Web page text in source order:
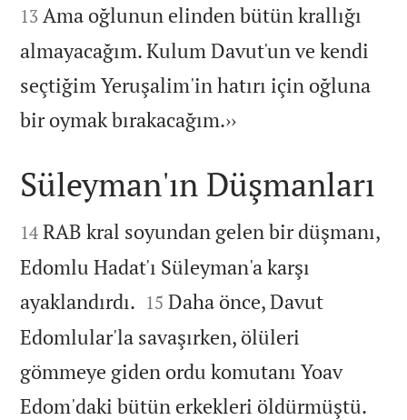
13 Ama oğlunun elinden bütün krallığı
almayacağım. Kulum Davut'un ve kendi
seçtiğim Yeruşalim'in hatırı için oğluna
bir oymak bırakacağım.››

Süleyman'ın Düşmanları

14 RAB kral soyundan gelen bir düşmanı,
Edomlu Hadat'ı Süleyman'a karşı
ayaklandırdı. 

15 Daha önce, Davut
Edomlular'la savaşırken, ölüleri
gömmeye giden ordu komutanı Yoav
Edom'daki bütün erkekleri öldürmüştü.